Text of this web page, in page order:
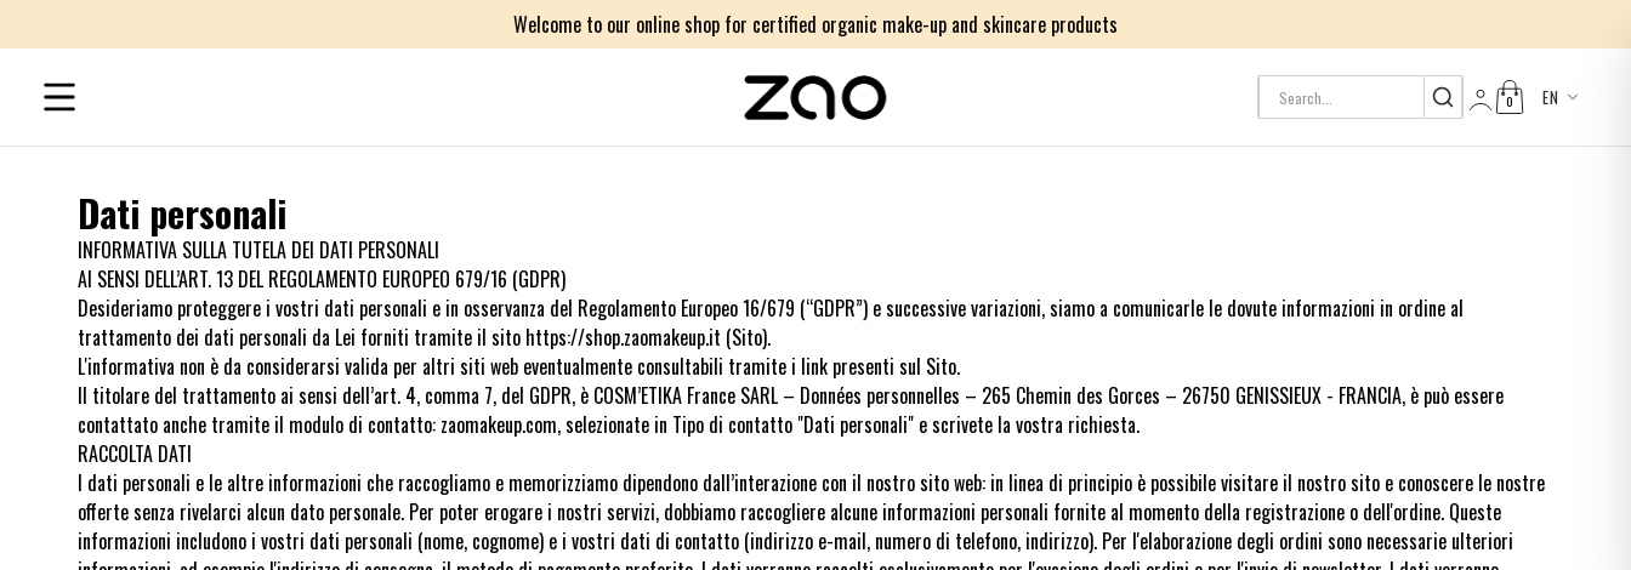
Welcome to our online shop for certified organic make-up and skincare products
0 EN
Dati personali
INFORMATIVA SULLA TUTELA DEI DATI PERSONALI
AI SENSI DELL’ART. 13 DEL REGOLAMENTO EUROPEO 679/16 (GDPR)
Desideriamo proteggere i vostri dati personali e in osservanza del Regolamento Europeo 16/679 (“GDPR”) e successive variazioni, siamo a comunicarle le dovute informazioni in ordine al
trattamento dei dati personali da Lei forniti tramite il sito https://shop.zaomakeup.it (Sito).
L'informativa non è da considerarsi valida per altri siti web eventualmente consultabili tramite i link presenti sul Sito.
Il titolare del trattamento ai sensi dell’art. 4, comma 7, del GDPR, è COSM’ETIKA France SARL – Données personnelles – 265 Chemin des Gorces – 26750 GENISSIEUX - FRANCIA, è può essere
contattato anche tramite il modulo di contatto: zaomakeup.com, selezionate in Tipo di contatto "Dati personali" e scrivete la vostra richiesta.
RACCOLTA DATI
I dati personali e le altre informazioni che raccogliamo e memorizziamo dipendono dall’interazione con il nostro sito web: in linea di principio è possibile visitare il nostro sito e conoscere le nostre
offerte senza rivelarci alcun dato personale. Per poter erogare i nostri servizi, dobbiamo raccogliere alcune informazioni personali fornite al momento della registrazione o dell'ordine. Queste
informazioni includono i vostri dati personali (nome, cognome) e i vostri dati di contatto (indirizzo e-mail, numero di telefono, indirizzo). Per l'elaborazione degli ordini sono necessarie ulteriori